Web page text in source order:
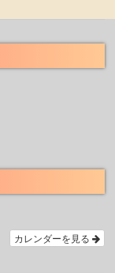
カレンダーを見る